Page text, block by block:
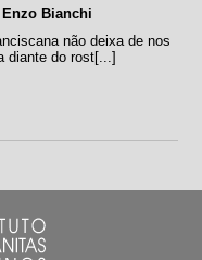
Bianchi
não deixa de nos
diante do rost[...]